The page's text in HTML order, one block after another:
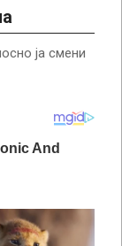
ја смени